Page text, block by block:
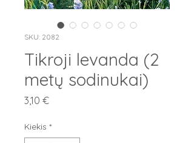
SKU: 2082
Tikroji levanda (2
metų sodinukai)
3,10 €Price
Kiekis *